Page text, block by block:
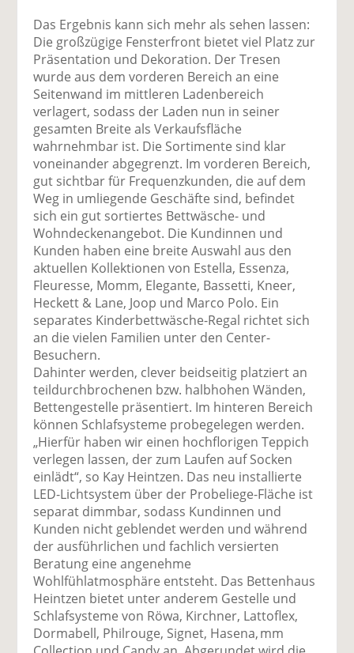
Das Ergebnis kann sich mehr als sehen lassen:
Die großzügige Fensterfront bietet viel Platz zur
Präsentation und Dekoration. Der Tresen
wurde aus dem vorderen Bereich an eine
Seitenwand im mittleren Ladenbereich
verlagert, sodass der Laden nun in seiner
gesamten Breite als Verkaufsfläche
wahrnehmbar ist. Die Sortimente sind klar
voneinander abgegrenzt. Im vorderen Bereich,
gut sichtbar für Frequenzkunden, die auf dem
Weg in umliegende Geschäfte sind, befindet
sich ein gut sortiertes Bettwäsche- und
Wohndeckenangebot. Die Kundinnen und
Kunden haben eine breite Auswahl aus den
aktuellen Kollektionen von Estella, Essenza,
Fleuresse, Momm, Elegante, Bassetti, Kneer,
Heckett & Lane, Joop und Marco Polo. Ein
separates Kinderbettwäsche-Regal richtet sich
an die vielen Familien unter den Center-
Besuchern.
Dahinter werden, clever beidseitig platziert an
teildurchbrochenen bzw. halbhohen Wänden,
Bettengestelle präsentiert. Im hinteren Bereich
können Schlafsysteme probegelegen werden.
„Hierfür haben wir einen hochflorigen Teppich
verlegen lassen, der zum Laufen auf Socken
einlädt“, so Kay Heintzen. Das neu installierte
LED-Lichtsystem über der Probeliege-Fläche ist
separat dimmbar, sodass Kundinnen und
Kunden nicht geblendet werden und während
der ausführlichen und fachlich versierten
Beratung eine angenehme
Wohlfühlatmosphäre entsteht. Das Bettenhaus
Heintzen bietet unter anderem Gestelle und
Schlafsysteme von Röwa, Kirchner, Lattoflex,
Dormabell, Philrouge, Signet, Hasena, mm